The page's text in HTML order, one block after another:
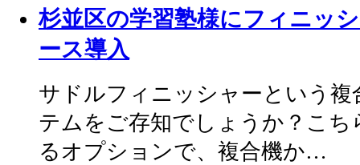
杉並区の学習塾様にフィニッ
ース導入
サドルフィニッシャーという
テムをご存知でしょうか？こ
るオプションで、複合機か…